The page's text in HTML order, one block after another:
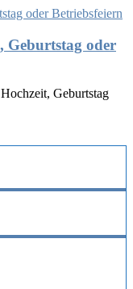
Geburtstag oder
Geburtstag